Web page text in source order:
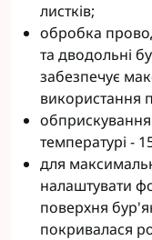
листків;
обробка
та дводольні
забезпечує
використання
температурі -
для
налаштувати
поверхня
покривалася